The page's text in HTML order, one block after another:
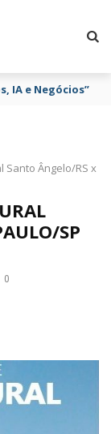
IA e Negócios”
Santo Ângelo/RS x
SP
0